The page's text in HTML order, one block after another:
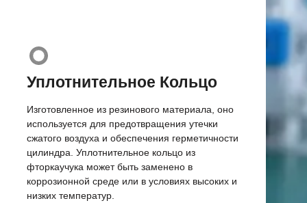
Уплотнительное Кольцо
Изготовленное из резинового материала, оно
используется для предотвращения утечки
сжатого воздуха и обеспечения герметичности
цилиндра. Уплотнительное кольцо из
фторкаучука может быть заменено в
коррозионной среде или в условиях высоких и
низких температур.